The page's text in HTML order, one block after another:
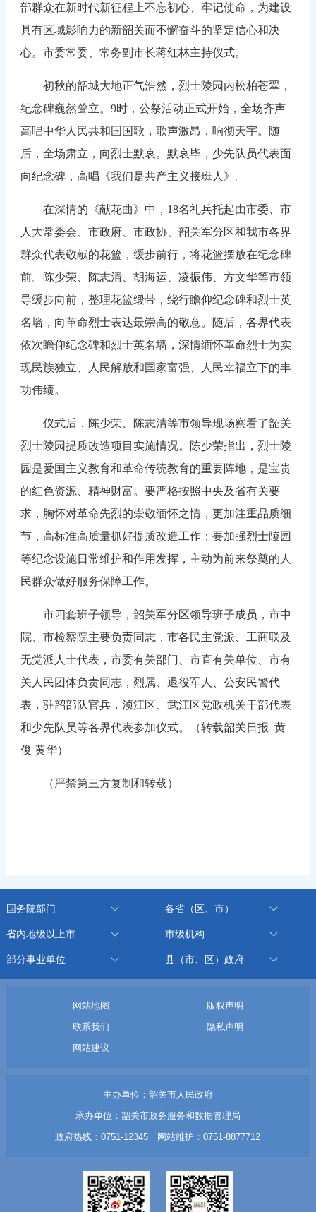
部群众在新时代新征程上不忘初心、牢记使命，为建设
具有区域影响力的新韶关而不懈奋斗的坚定信心和决
心。市委常委、常务副市长蒋红林主持仪式。
初秋的韶城大地正气浩然，烈士陵园内松柏苍翠，
纪念碑巍然耸立。9时，公祭活动正式开始，全场齐声
高唱中华人民共和国国歌，歌声激昂，响彻天宇。随
后，全场肃立，向烈士默哀。默哀毕，少先队员代表面
向纪念碑，高唱《我们是共产主义接班人》。
在深情的《献花曲》中，18名礼兵托起由市委、市
人大常委会、市政府、市政协、韶关军分区和我市各界
群众代表敬献的花篮，缓步前行，将花篮摆放在纪念碑
前。陈少荣、陈志清、胡海运、凌振伟、方文华等市领
导缓步向前，整理花篮缎带，绕行瞻仰纪念碑和烈士英
名墙，向革命烈士表达最崇高的敬意。随后，各界代表
依次瞻仰纪念碑和烈士英名墙，深情缅怀革命烈士为实
现民族独立、人民解放和国家富强、人民幸福立下的丰
功伟绩。
仪式后，陈少荣、陈志清等市领导现场察看了韶关
烈士陵园提质改造项目实施情况。陈少荣指出，烈士陵
园是爱国主义教育和革命传统教育的重要阵地，是宝贵
的红色资源、精神财富。要严格按照中央及省有关要
求，胸怀对革命先烈的崇敬缅怀之情，更加注重品质细
节，高标准高质量抓好提质改造工作；要加强烈士陵园
等纪念设施日常维护和作用发挥，主动为前来祭奠的人
民群众做好服务保障工作。
市四套班子领导，韶关军分区领导班子成员，市中
院、市检察院主要负责同志，市各民主党派、工商联及
无党派人士代表，市委有关部门、市直有关单位、市有
关人民团体负责同志，烈属、退役军人、公安民警代
表，驻韶部队官兵，浈江区、武江区党政机关干部代表
和少先队员等各界代表参加仪式。（转载韶关日报 黄
俊 黄华）
（严禁第三方复制和转载）
国务院部门 各省（区、市）
省内地级以上市 市级机构
部分事业单位 县（市、区）政府
网站地图
版权声明
联系我们
隐私声明
网站建议
主办单位：韶关市人民政府
承办单位：韶关市政务服务和数据管理局
政府热线：0751-12345 网站维护：0751-8877712